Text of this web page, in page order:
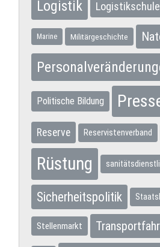
Logistik Logistikschule
Marine Militärgeschichte
Politische Bildung
Reserve Reservistenverband
Rüstung
Sicherheitspolitik
Stellenmarkt